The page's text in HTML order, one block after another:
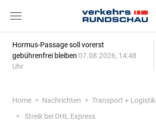
Hormus-Passage soll vorerst
gebührenfrei bleiben 07.08.2026, 14:48
Uhr
Home Nachrichten
Transport + Logistik
Streik bei DHL Express